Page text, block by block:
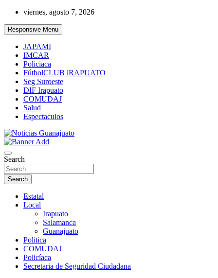
Skip
content
viernes, agosto 7, 2026
Responsive Menu
JAPAMI
IMCAR
Policiaca
FútbolCLUB iRAPUATO
Seg Suroeste
DIF Irapuato
COMUDAJ
Salud
Espectaculos
Noticias Guanajuato
Search
Search
Estatal
Local
Irapuato
Salamanca
Guanajuato
Politica
COMUDAJ
Policíaca
Secretaria de Seguridad Ciudadana